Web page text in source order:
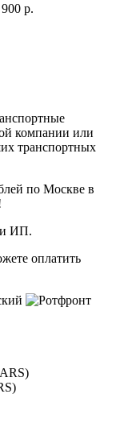
р.
компании или
транспортных
по Москве в
и ИП.
оплатить